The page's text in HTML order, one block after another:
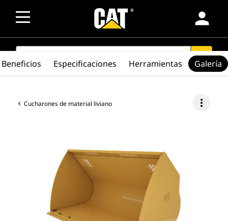
person
SEARCH search
Cucharones de material liviano more_vert
Beneficios Especificaciones Herramientas Galería